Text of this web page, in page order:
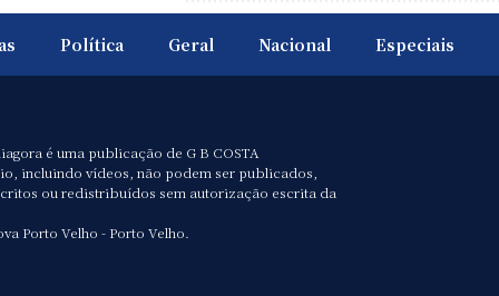
Política Geral Nacional Especiais
é uma publicação de G B COSTA
incluindo vídeos, não podem ser publicados,
ou redistribuídos sem autorização escrita da
Porto Velho - Porto Velho.